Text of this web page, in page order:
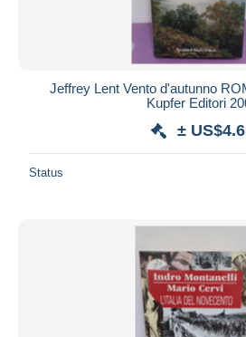
Jeffrey Lent Vento d'autunno
Kupfer Editori
±
Status